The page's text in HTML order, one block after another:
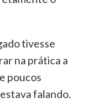
tivesse
na prática a
poucos
falando.